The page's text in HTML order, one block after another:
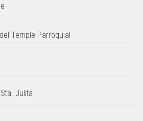
Temple Parroquial
Julita